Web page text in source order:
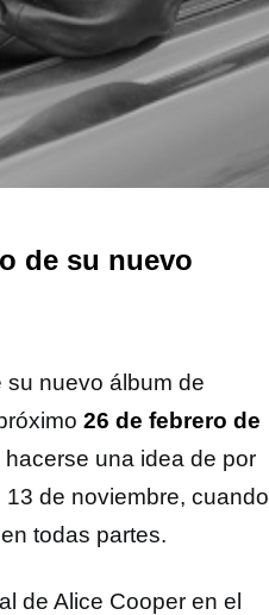
de su nuevo
nuevo álbum de
26 de febrero de
una idea de por
de noviembre, cuando
todas partes.
de Alice Cooper en el